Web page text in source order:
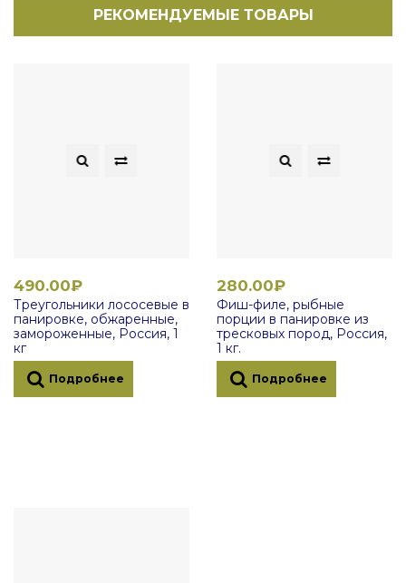
РЕКОМЕНДУЕМЫЕ ТОВАРЫ
490.00₽
Треугольники лососевые в
панировке, обжаренные,
замороженные, Россия, 1
кг
Подробнее
280.00₽
Фиш-филе, рыбные
порции в панировке из
тресковых пород, Россия,
1 кг.
Подробнее